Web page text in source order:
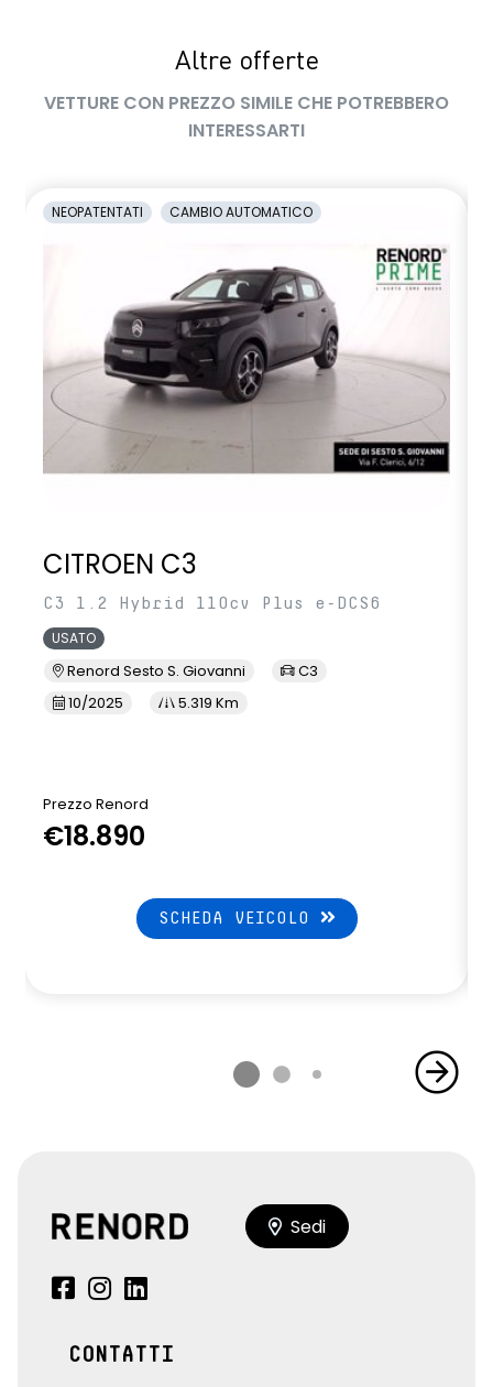
Altre offerte
VETTURE CON PREZZO SIMILE CHE POTREBBERO
INTERESSARTI
NEOPATENTATI CAMBIO AUTOMATICO
CITROEN C3
C3 1.2 Hybrid 110cv Plus e-DCS6
USATO
Renord Sesto S. Giovanni
C3
10/2025
5.319 Km
Prezzo Renord
€18.890
SCHEDA VEICOLO
Sedi
CONTATTI